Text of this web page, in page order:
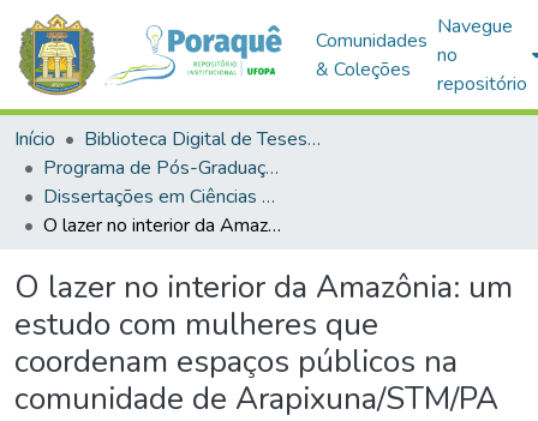
Comunidades
& Coleções
Navegue
no
repositório
Início
Biblioteca Digital de Teses e Dissertações (BDTD)
Programa de Pós-Graduação em Ciências da Sociedade (PPGCS)
Dissertações em Ciências da Sociedade (Mestrado)
O lazer no interior da Amazônia: um estudo com mulheres que coordenam espaços públicos na comunidade de Arapixuna/STM/PA
O lazer no interior da Amazônia: um
estudo com mulheres que
coordenam espaços públicos na
comunidade de Arapixuna/STM/PA